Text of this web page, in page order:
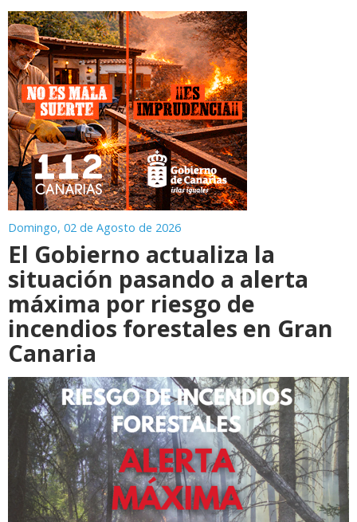
Domingo, 02 de Agosto de 2026
El Gobierno actualiza la
situación pasando a alerta
máxima por riesgo de
incendios forestales en Gran
Canaria